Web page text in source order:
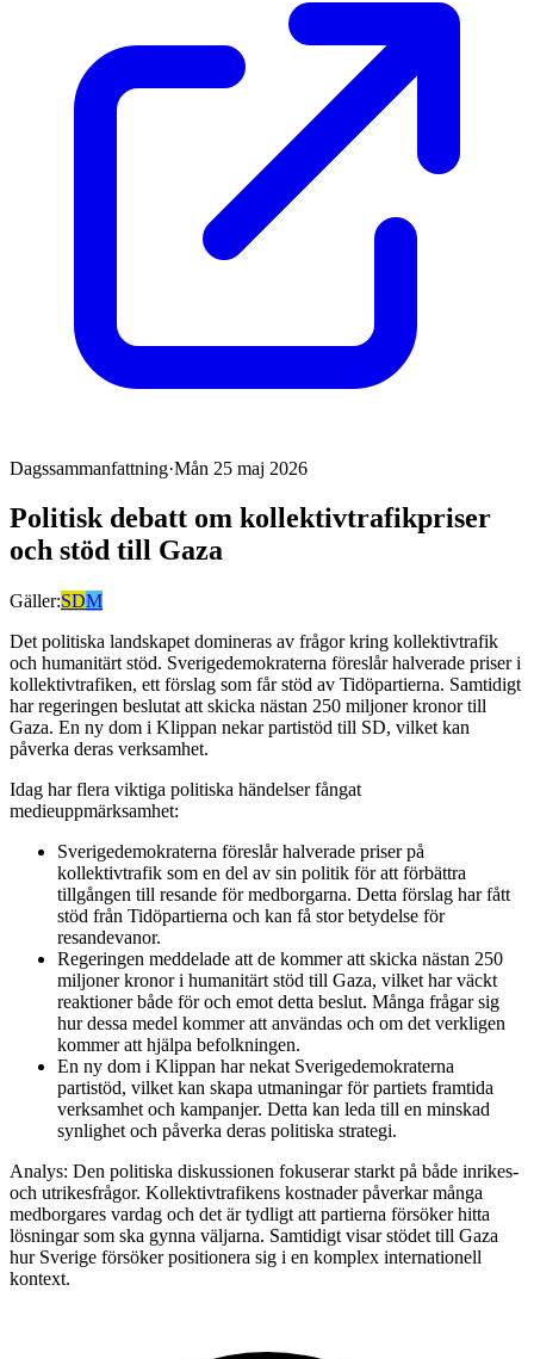
Dagssammanfattning·Mån 25 maj 2026
Politisk debatt om kollektivtrafikpriser
och stöd till Gaza
Gäller:SDM
Det politiska landskapet domineras av frågor kring kollektivtrafik
och humanitärt stöd. Sverigedemokraterna föreslår halverade priser i
kollektivtrafiken, ett förslag som får stöd av Tidöpartierna. Samtidigt
har regeringen beslutat att skicka nästan 250 miljoner kronor till
Gaza. En ny dom i Klippan nekar partistöd till SD, vilket kan
påverka deras verksamhet.
Idag har flera viktiga politiska händelser fångat
medieuppmärksamhet:
Sverigedemokraterna föreslår halverade priser på
kollektivtrafik som en del av sin politik för att förbättra
tillgången till resande för medborgarna. Detta förslag har fått
stöd från Tidöpartierna och kan få stor betydelse för
resandevanor.
Regeringen meddelade att de kommer att skicka nästan 250
miljoner kronor i humanitärt stöd till Gaza, vilket har väckt
reaktioner både för och emot detta beslut. Många frågar sig
hur dessa medel kommer att användas och om det verkligen
kommer att hjälpa befolkningen.
En ny dom i Klippan har nekat Sverigedemokraterna
partistöd, vilket kan skapa utmaningar för partiets framtida
verksamhet och kampanjer. Detta kan leda till en minskad
synlighet och påverka deras politiska strategi.
Analys: Den politiska diskussionen fokuserar starkt på både inrikes-
och utrikesfrågor. Kollektivtrafikens kostnader påverkar många
medborgares vardag och det är tydligt att partierna försöker hitta
lösningar som ska gynna väljarna. Samtidigt visar stödet till Gaza
hur Sverige försöker positionera sig i en komplex internationell
kontext.